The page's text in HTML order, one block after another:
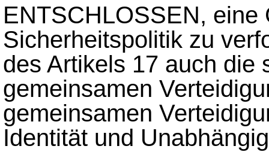
ENTSCHLOSSEN,
Sicherheitspolitik zu
des Artikels 17 auch die
gemeinsamen
gemeinsamen
Identität und